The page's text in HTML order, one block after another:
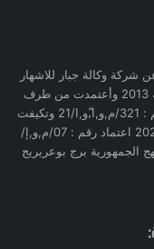
شركة وكالة جبار للاشهار
الدعاية التجارية و الخدمات جادت, تأسست سنة 2013 وأعتمدت من طرف
وزارة الاتصال بتاريخ:11أفريل سنة 2021تحت رقم : 321/م,و,ا,ّو,ا/21 وتكيفت
مع قانون الاعلام 2023 بتاريخ : 16افريل سنة 2024 اعتماد رقم : 07/م,و,إ/